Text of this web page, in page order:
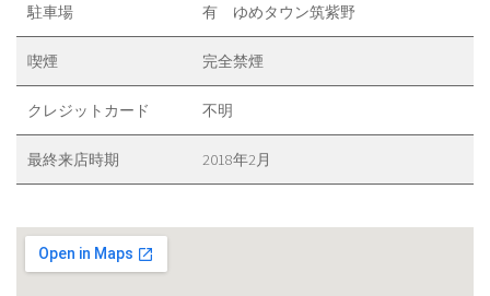
駐車場 有 ゆめタウン筑紫野
喫煙 完全禁煙
クレジットカード 不明
最終来店時期 2018年2月